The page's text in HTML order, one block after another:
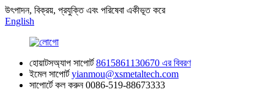
উৎপাদন, বিক্রয়, প্রযুক্তি এবং পরিষেবা একীভূত করে
English
হোয়াটসঅ্যাপ সাপোর্ট 8615861130670 এর বিবরণ
ইমেল সাপোর্ট yianmou@xsmetaltech.com
সাপোর্টে কল করুন 0086-519-88673333